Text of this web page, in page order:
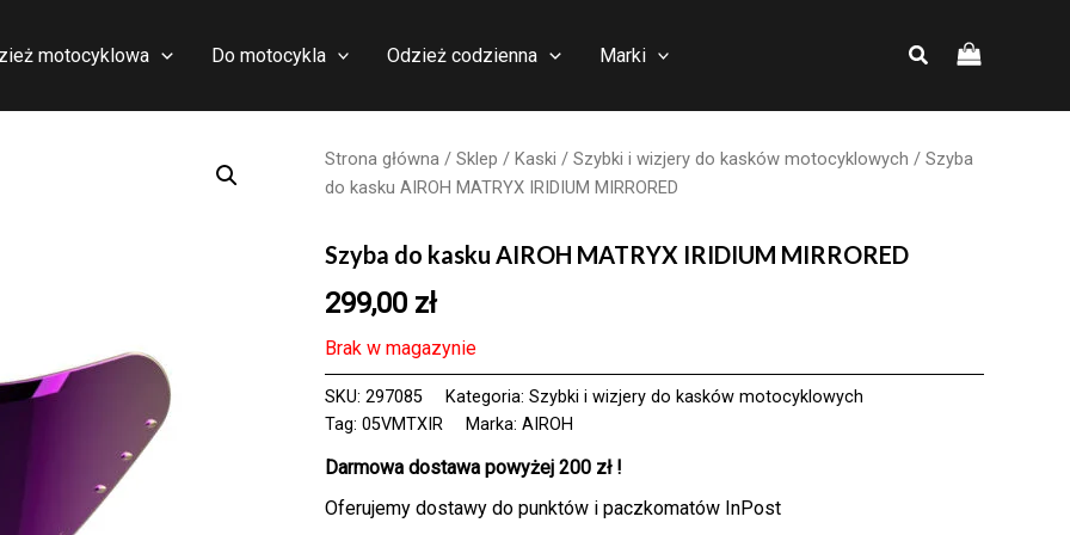
motocyklowa Do motocykla Odzież codzienna Marki
Strona główna / Sklep / Kaski / Szybki i wizjery do kasków motocyklowych / Szyba
do kasku AIROH MATRYX IRIDIUM MIRRORED
Szyba do kasku AIROH MATRYX IRIDIUM MIRRORED
299,00 zł
Brak w magazynie
SKU: 297085 Kategoria: Szybki i wizjery do kasków motocyklowych
Tag: 05VMTXIR Marka: AIROH
Darmowa dostawa powyżej 200 zł !
Oferujemy dostawy do punktów i paczkomatów InPost